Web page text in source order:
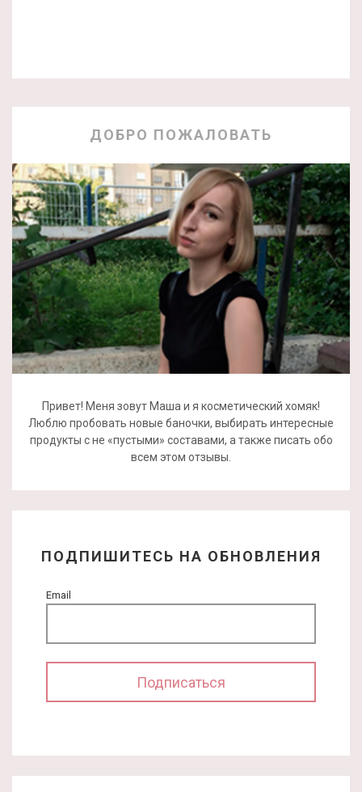
ДОБРО ПОЖАЛОВАТЬ
Привет! Меня зовут Маша и я косметический хомяк!
Люблю пробовать новые баночки, выбирать интересные
продукты с не «пустыми» составами, а также писать обо
всем этом отзывы.
ПОДПИШИТЕСЬ НА ОБНОВЛЕНИЯ
Email